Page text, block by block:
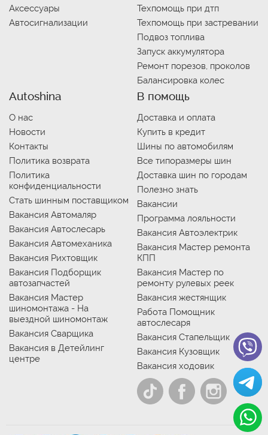
Аксессуары
Автосигнализации
Техпомощь при дтп
Техпомощь при застревании
Подвоз топлива
Запуск аккумулятора
Ремонт порезов, проколов
Балансировка колес
Autoshina
О нас
Новости
Контакты
Политика возврата
Политика
конфиденциальности
Стать шинным поставщиком
Вакансия Автомаляр
Вакансия Автослесарь
Вакансия Автомеханика
Вакансия Рихтовщик
Вакансия Подборщик
автозапчастей
Вакансия Мастер
шиномонтажа - На
выездной шиномонтаж
Вакансия Сварщика
Вакансия в Детейлинг
центре
В помощь
Доставка и оплата
Купить в кредит
Шины по автомобилям
Все типоразмеры шин
Доставка шин по городам
Полезно знать
Вакансии
Программа лояльности
Вакансия Автоэлектрик
Вакансия Мастер ремонта
КПП
Вакансия Мастер по
ремонту рулевых реек
Вакансия жестянщик
Работа Помощник
автослесаря
Вакансия Стапельщик
Вакансия Кузовщик
Вакансия ходовик